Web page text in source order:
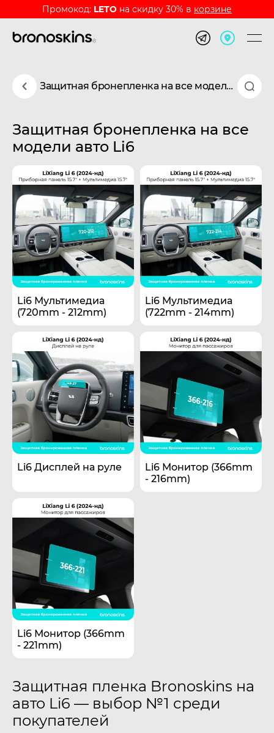
Промокод: LETO на скидку 30% в корзине
Защитная бронепленка на все модели авто Li6
Защитная бронепленка на все
модели авто Li6
Li6 Мультимедиа
(720mm - 212mm)
Li6 Мультимедиа
(722mm - 214mm)
Li6 Дисплей на руле
Li6 Монитор (366mm
- 216mm)
Li6 Монитор (366mm
- 221mm)
Защитная пленка Bronoskins на
авто Li6 — выбор №1 среди
покупателей